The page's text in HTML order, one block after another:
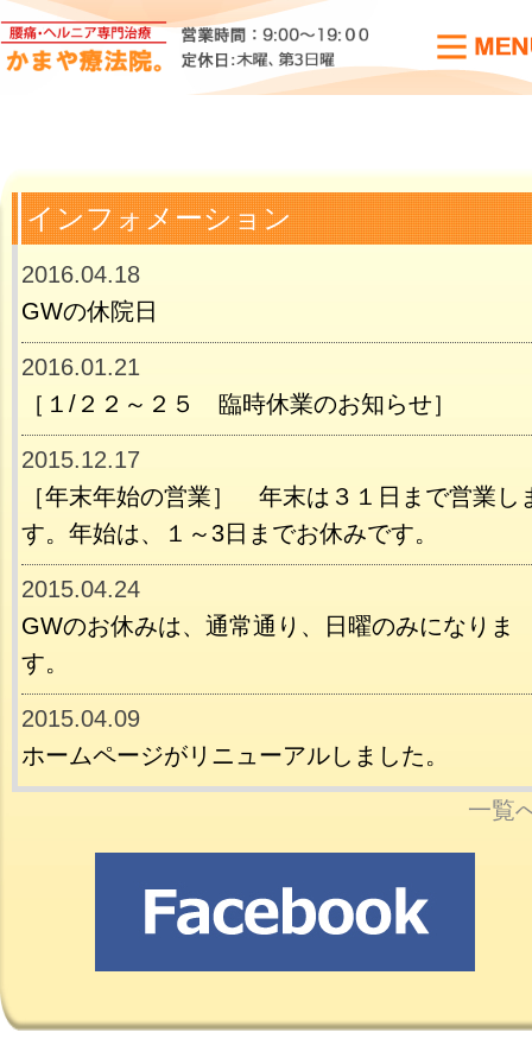
インフォメーション
2016.04.18
GWの休院日
2016.01.21
［１/２２～２５ 臨時休業のお知らせ］
2015.12.17
［年末年始の営業］ 年末は３１日まで営業し
す。年始は、１～3日までお休みです。
2015.04.24
GWのお休みは、通常通り、日曜のみになりま
す。
2015.04.09
ホームページがリニューアルしました。
一覧